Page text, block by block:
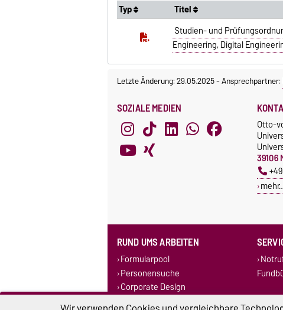
Typ
Titel
Studien- und
Engineering, Digital
Letzte Änderung: 29.05.2025-Ansprechpartner:
SOZIALE MEDIEN
Otto-
39106
RUND UMS ARBEITEN
Formularpool
Personensuche
Corporate Design